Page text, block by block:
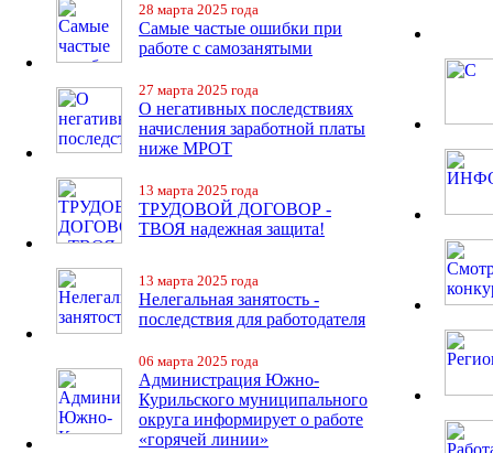
28 марта 2025 года
Самые частые ошибки при
работе с самозанятыми
27 марта 2025 года
О негативных последствиях
начисления заработной платы
ниже МРОТ
13 марта 2025 года
ТРУДОВОЙ ДОГОВОР -
ТВОЯ надежная защита!
13 марта 2025 года
Нелегальная занятость -
последствия для работодателя
06 марта 2025 года
Администрация Южно-
Курильского муниципального
округа информирует о работе
«горячей линии»